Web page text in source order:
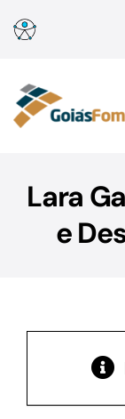
para
conteúdo
Linhas de
Acesso à
Lara
e